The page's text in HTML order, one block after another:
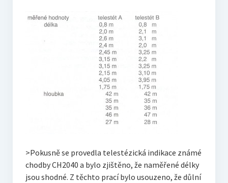
>Pokusně se provedla telestézická indikace známé
chodby CH2040 a bylo zjištěno, že naměřené délky
jsou shodné. Z těchto prací bylo usouzeno, že důlní